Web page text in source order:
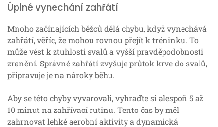
Úplné vynechání zahřátí
Mnoho začínajících běžců dělá chybu, když vynechává
zahřátí, věříc, že mohou rovnou přejít k tréninku. To
může vést k ztuhlosti svalů a vyšší pravděpodobnosti
zranění. Správné zahřátí zvyšuje průtok krve do svalů,
připravuje je na nároky běhu.
Aby se této chyby vyvarovali, vyhraďte si alespoň 5 až
10 minut na zahřívací rutinu. Tento čas by měl
zahrnovat lehké aerobní aktivity a dynamická